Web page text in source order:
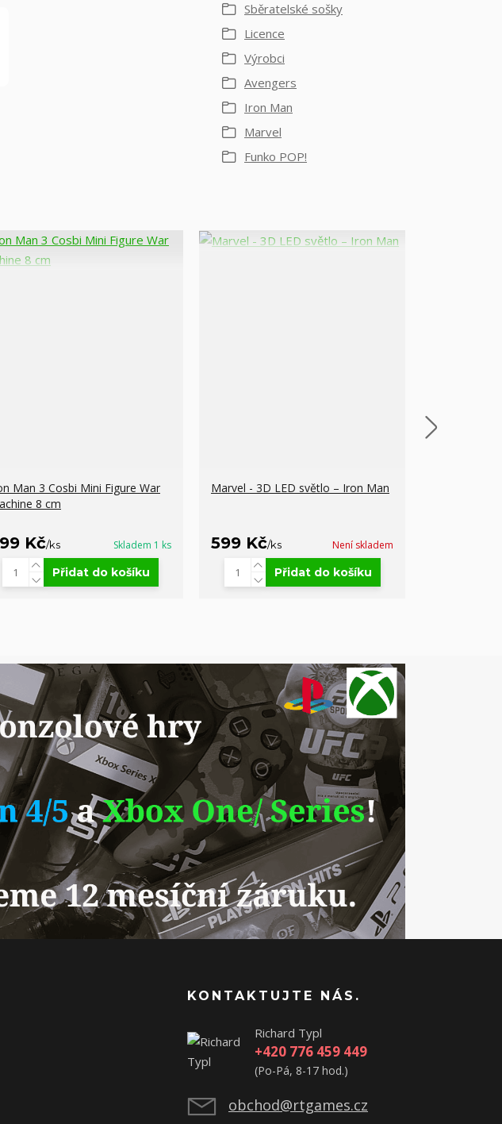
Sběratelské sošky
Licence
Výrobci
Avengers
Iron Man
Marvel
Funko POP!
Man 3 Cosbi Mini Figure War
8 cm
Kč/ks Skladem 1 ks
Přidat do košíku
Marvel - 3D LED světlo – Iron Man
599 Kč/ks Není skladem
Přidat do košíku
KONTAKTUJTE NÁS.
Richard Typl
+420 776 459 449
(Po-Pá, 8-17 hod.)
obchod@rtgames.cz